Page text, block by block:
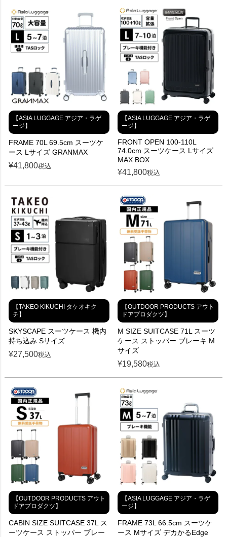
【ASIA LUGGAGE アジア・ラゲ
ージ】
FRAME 70L 69.5cm スーツケ
ース Lサイズ GRANMAX
¥41,800税込
【ASIA LUGGAGE アジア・ラゲ
ージ】
FRONT OPEN 100-110L
74.0cm スーツケース Lサイズ
MAX BOX
¥41,800税込
【TAKEO KIKUCHI タケオキク
チ】
SKYSCAPE スーツケース 機内
持ち込み Sサイズ
¥27,500税込
【OUTDOOR PRODUCTS アウト
ドアプロダクツ】
M SIZE SUITCASE 71L スーツ
ケース ストッパー ブレーキ M
サイズ
¥19,580税込
【OUTDOOR PRODUCTS アウト
ドアプロダクツ】
CABIN SIZE SUITCASE 37L ス
ーツケース ストッパー ブレー
【ASIA LUGGAGE アジア・ラゲ
ージ】
FRAME 73L 66.5cm スーツケ
ース Mサイズ デカかるEdge